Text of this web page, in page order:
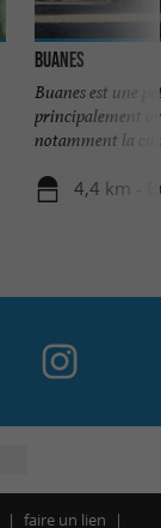
Buanes
Buanes est une
principalement
notamment la
4,4 km -
faire un lien